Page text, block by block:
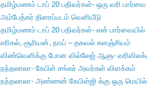
தமிழ்மணம் டாப் 20 பதிவர்கள்- ஒரு வரி பார்வை
அம்பேத்கர் திரைப்படம் வெளியீடு
தமிழ்மணம் டாப் 20 பதிவர்கள்- என் பார்வையில்
எரிகல், சூரியன், நாய் – தகவல் களஞ்சியம்
விண்வெளிக்கு போன வில்லேஜ் ஆளு-
நந்தலாலா- கேபிள் சங்கர் அவர்கள் விளக்கம்
நந்தலாலா- அண்ணன் கேபிள்ஜி க்கு ஒரு